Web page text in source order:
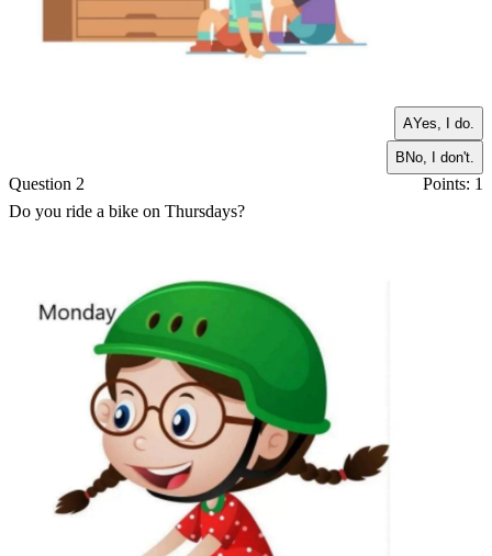
AYes, I do.
BNo, I don't.
Question 2
Points: 1
Do you ride a bike on Thursdays?